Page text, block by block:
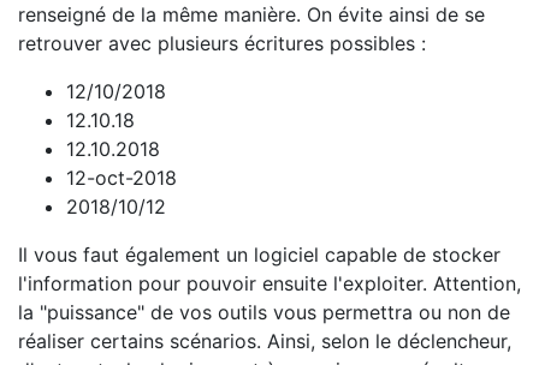
renseigné de la même manière. On évite ainsi de se
retrouver avec plusieurs écritures possibles :
12/10/2018
12.10.18
12.10.2018
12-oct-2018
2018/10/12
Il vous faut également un logiciel capable de stocker
l'information pour pouvoir ensuite l'exploiter. Attention,
la "puissance" de vos outils vous permettra ou non de
réaliser certains scénarios. Ainsi, selon le déclencheur,